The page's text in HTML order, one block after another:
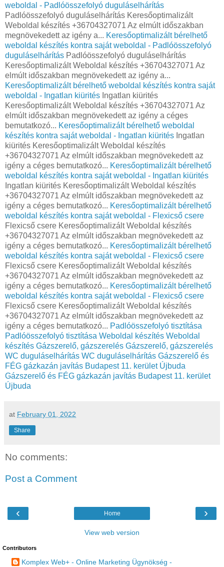
weboldal - Padlóösszefolyó duguláselhárítás
Padlóösszefolyó duguláselhárítás Keresőoptimalizált
Weboldal készítés +36704327071 Az elmúlt időszakban
megnövekedett az igény a... Keresőoptimalizált bérelhető
weboldal készítés kontra saját weboldal - Padlóösszefolyó
duguláselhárítás Padlóösszefolyó duguláselhárítás
Keresőoptimalizált Weboldal készítés +36704327071 Az
elmúlt időszakban megnövekedett az igény a...
Keresőoptimalizált bérelhető weboldal készítés kontra saját
weboldal - Ingatlan kiürités Ingatlan kiürités
Keresőoptimalizált Weboldal készítés +36704327071 Az
elmúlt időszakban megnövekedett az igény a céges
bemutatkozó... Keresőoptimalizált bérelhető weboldal
készítés kontra saját weboldal - Ingatlan kiürités Ingatlan
kiürités Keresőoptimalizált Weboldal készítés
+36704327071 Az elmúlt időszakban megnövekedett az
igény a céges bemutatkozó... Keresőoptimalizált bérelhető
weboldal készítés kontra saját weboldal - Ingatlan kiürités
Ingatlan kiürités Keresőoptimalizált Weboldal készítés
+36704327071 Az elmúlt időszakban megnövekedett az
igény a céges bemutatkozó... Keresőoptimalizált bérelhető
weboldal készítés kontra saját weboldal - Flexicső csere
Flexicső csere Keresőoptimalizált Weboldal készítés
+36704327071 Az elmúlt időszakban megnövekedett az
igény a céges bemutatkozó... Keresőoptimalizált bérelhető
weboldal készítés kontra saját weboldal - Flexicső csere
Flexicső csere Keresőoptimalizált Weboldal készítés
+36704327071 Az elmúlt időszakban megnövekedett az
igény a céges bemutatkozó... Keresőoptimalizált bérelhető
weboldal készítés kontra saját weboldal - Flexicső csere
Flexicső csere Keresőoptimalizált Weboldal készítés
+36704327071 Az elmúlt időszakban megnövekedett az
igény a céges bemutatkozó... Padlóösszefolyó tisztítása
Padlóösszefolyó tisztítása Weboldal készítés Weboldal
készítés Gázszerelő, gázszerelés Gázszerelő, gázszerelés
WC duguláselhárítás WC duguláselhárítás Gázszerelő és
FÉG gázkazán javítás Budapest 11. kerület Újbuda
Gázszerelő és FÉG gázkazán javítás Budapest 11. kerület
Újbuda
at February 01, 2022
Share
No comments:
Post a Comment
‹ ›
Home
View web version
Contributors
Komplex Web+ - Online Marketing Ügynökség -